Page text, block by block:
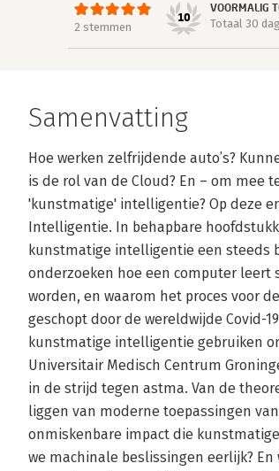
2 stemmen
10
VOORMALIG
Totaal 30
Samenvatting
Hoe werken zelfrijdende auto’s?
is de rol van de Cloud? En – om mee
'kunstmatige' intelligentie? Op deze
Intelligentie. In behapbare
kunstmatige intelligentie een steeds
onderzoeken hoe een computer leert
worden, en waarom het proces voor
geschopt door de wereldwijde Covid-
kunstmatige intelligentie gebruiken
Universitair Medisch Centrum
in de strijd tegen astma. Van de
liggen van moderne toepassingen
onmiskenbare impact die
we machinale beslissingen eerlijk?